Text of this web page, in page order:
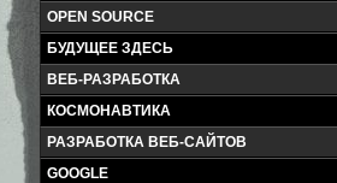
OPEN SOURCE
БУДУЩЕЕ ЗДЕСЬ
ВЕБ-РАЗРАБОТКА
КОСМОНАВТИКА
РАЗРАБОТКА ВЕБ-САЙТОВ
GOOGLE